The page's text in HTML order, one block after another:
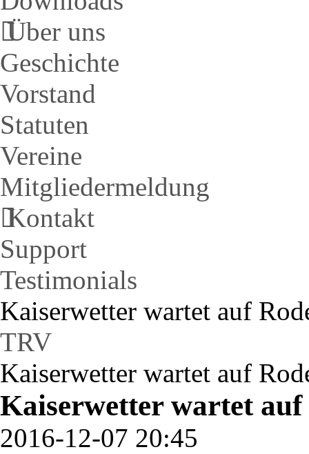
Über uns
Geschichte
Vorstand
Statuten
Vereine
Mitgliedermeldung
Kontakt
Support
Testimonials
Kaiserwetter wartet auf
TRV
Kaiserwetter wartet auf
Kaiserwetter wartet auf
2016-12-07 20:45